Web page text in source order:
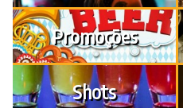
Promoções
Shots